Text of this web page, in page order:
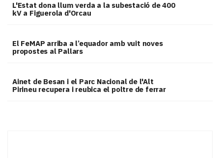
L'Estat dona llum verda a la subestació de 400
kV a Figuerola d'Orcau
El FeMAP arriba a l’equador amb vuit noves
propostes al Pallars
Ainet de Besan i el Parc Nacional de l'Alt
Pirineu recupera i reubica el poltre de ferrar